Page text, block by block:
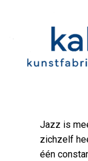
Jazz is
zichzelf
één